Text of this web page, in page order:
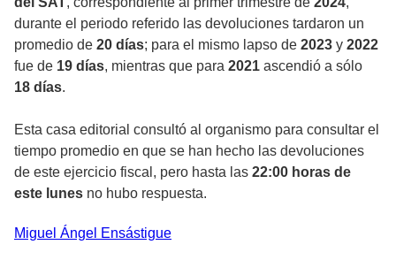
durante el periodo referido las devoluciones tardaron un
promedio de 20 días; para el mismo lapso de 2023 y 2022
fue de 19 días, mientras que para 2021 ascendió a sólo
18 días.
Esta casa editorial consultó al organismo para consultar el
tiempo promedio en que se han hecho las devoluciones
de este ejercicio fiscal, pero hasta las 22:00 horas de
este lunes no hubo respuesta.
Miguel Ángel Ensástigue